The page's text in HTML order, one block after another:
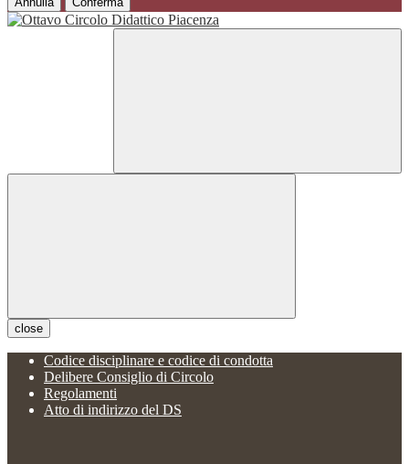
close
Codice disciplinare e codice di condotta
Delibere Consiglio di Circolo
Regolamenti
Atto di indirizzo del DS